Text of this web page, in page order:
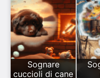
Sognare
cuccioli di cane